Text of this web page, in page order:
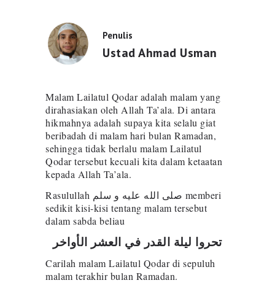
Penulis
Ustad Ahmad Usman
Malam Lailatul Qodar adalah malam yang
dirahasiakan oleh Allah Ta’ala. Di antara
hikmahnya adalah supaya kita selalu giat
beribadah di malam hari bulan Ramadan,
sehingga tidak berlalu malam Lailatul
Qodar tersebut kecuali kita dalam ketaatan
kepada Allah Ta’ala.
Rasulullah صلى الله عليه و سلم memberi
sedikit kisi-kisi tentang malam tersebut
dalam sabda beliau
تحروا ليلة القدر في العشر الأواخر
Carilah malam Lailatul Qodar di sepuluh
malam terakhir bulan Ramadan.